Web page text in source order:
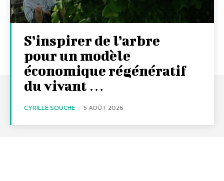
S’inspirer de l’arbre
pour un modèle
économique régénératif
du vivant …
CYRILLE SOUCHE - 5 AOÛT 2026